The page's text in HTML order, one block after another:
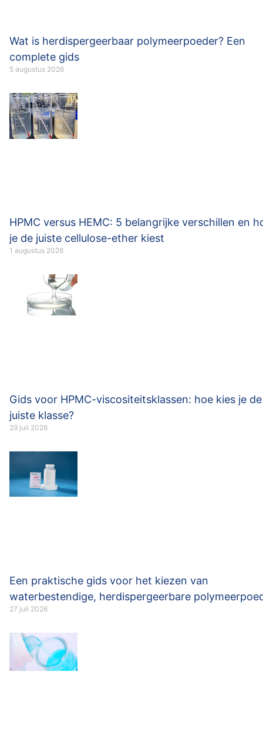
Wat is herdispergeerbaar polymeerpoeder? Een
complete gids
5 augustus 2026
HPMC versus HEMC: 5 belangrijke verschillen en
je de juiste cellulose-ether kiest
1 augustus 2026
Gids voor HPMC-viscositeitsklassen: hoe kies je de
juiste klasse?
29 juli 2026
Een praktische gids voor het kiezen van
waterbestendige, herdispergeerbare
27 juli 2026